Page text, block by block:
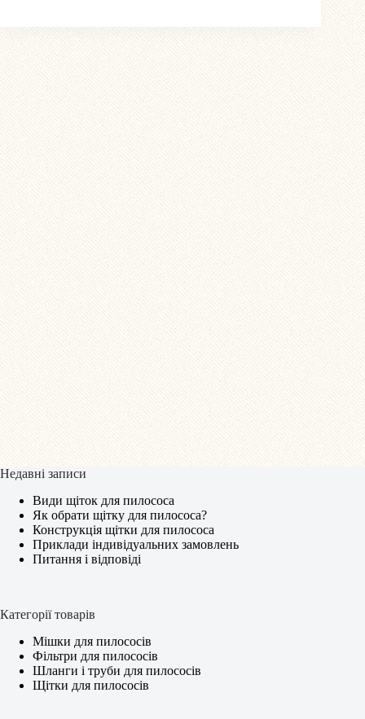
Недавні записи
Види щіток для пилососа
Як обрати щітку для пилососа?
Конструкція щітки для пилососа
Приклади індивідуальних замовлень
Питання і відповіді
Категорії товарів
Мішки для пилососів
Фільтри для пилососів
Шланги і труби для пилососів
Щітки для пилососів